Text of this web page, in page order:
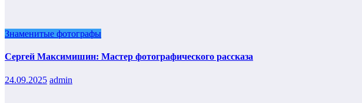
Знаменитые фотографы
Сергей Максимишин: Мастер фотографического рассказа
24.09.2025 admin